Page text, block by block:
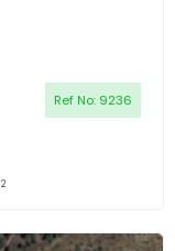
Ref No: 9236
2